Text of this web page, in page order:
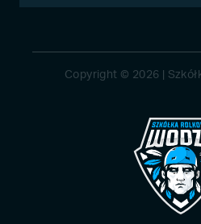
Copyright © 2026 |